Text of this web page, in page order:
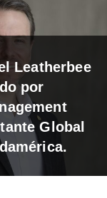
Leatherbee
por
Global